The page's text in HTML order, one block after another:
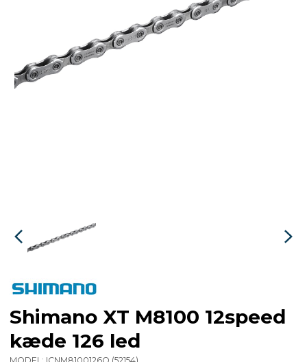
Shimano XT M8100 12speed
kæde 126 led
MODEL: ICNM8100126Q (52154)